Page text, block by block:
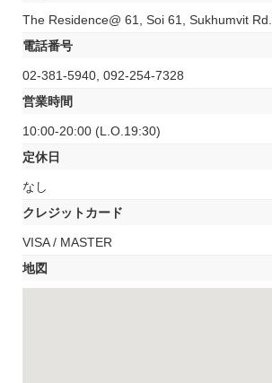
The Residence@ 61, Soi 61, Sukhumvit Rd.
電話番号
02-381-5940, 092-254-7328
営業時間
10:00-20:00 (L.O.19:30)
定休日
なし
クレジットカード
VISA / MASTER
地図